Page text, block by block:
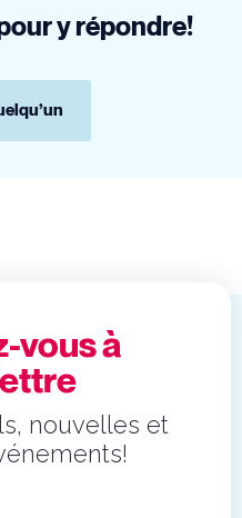
y répondre!
vous à
nouvelles et